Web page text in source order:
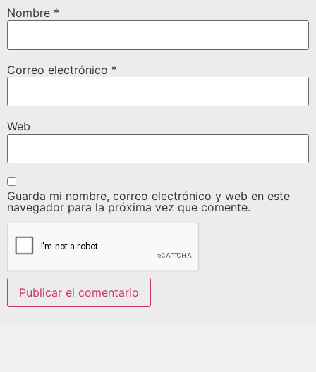
Nombre *
Correo electrónico *
Web
Guarda mi nombre, correo electrónico y web en este
navegador para la próxima vez que comente.